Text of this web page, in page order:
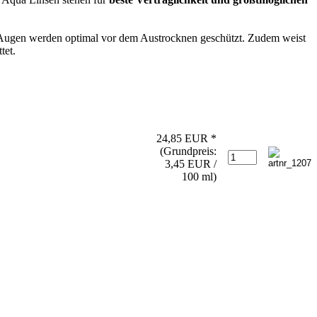
werden optimal vor dem Austrocknen geschützt. Zudem weist
24,85 EUR *
(Grundpreis:
3,45 EUR /
100 ml)